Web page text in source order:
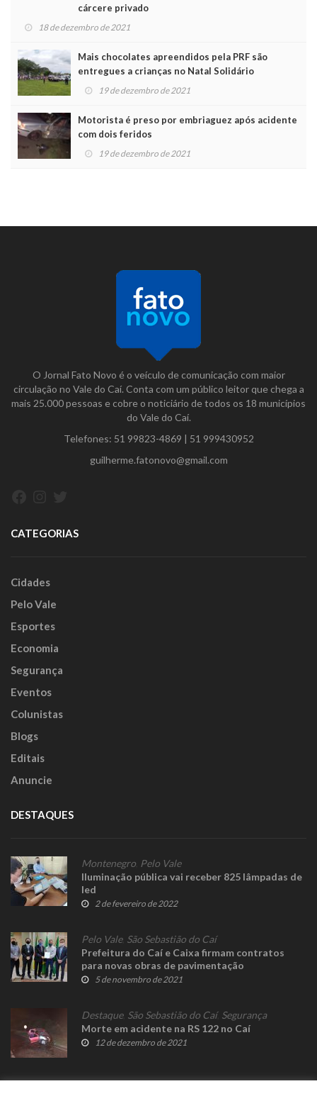
cárcere privado
18 de dezembro de 2021
Mais chocolates apreendidos pela PRF são
entregues a crianças no Natal Solidário
19 de dezembro de 2021
Motorista é preso por embriaguez após acidente
com dois feridos
19 de dezembro de 2021
O Jornal Fato Novo é o veículo de comunicação com maior
circulação no Vale do Caí. Conta com um público leitor que chega a
mais 25.000 pessoas e cobre o noticiário de todos os 18 municípios
do Vale do Caí.
Telefones: 51 99823-4869 | 51 999430952
guilherme.fatonovo@gmail.com
CATEGORIAS
Cidades
Pelo Vale
Esportes
Economia
Segurança
Eventos
Colunistas
Blogs
Editais
Anuncie
DESTAQUES
Montenegro Pelo Vale
Iluminação pública vai receber 825 lâmpadas de
led
2 de fevereiro de 2022
Pelo Vale, São Sebastião do Caí
Prefeitura do Caí e Caixa firmam contratos
para novas obras de pavimentação
5 de novembro de 2021
Destaque, São Sebastião do Caí, Segurança
Morte em acidente na RS 122 no Caí
12 de dezembro de 2021